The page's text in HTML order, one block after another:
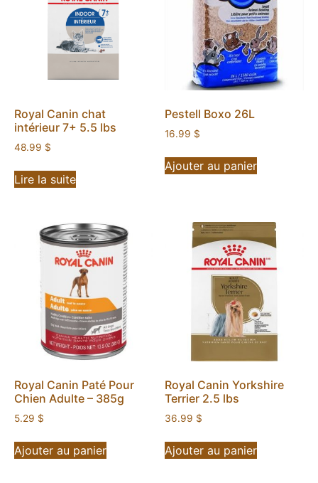
Royal Canin chat
intérieur 7+ 5.5 lbs
48.99 $
Lire la suite
Pestell Boxo 26L
16.99 $
Ajouter au panier
Royal Canin Paté Pour
Chien Adulte – 385g
5.29 $
Ajouter au panier
Royal Canin Yorkshire
Terrier 2.5 lbs
36.99 $
Ajouter au panier